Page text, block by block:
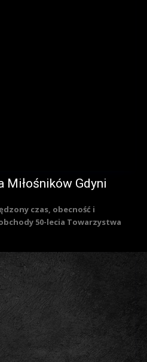
Miłośników Gdyni
czas, obecność i
50-lecia Towarzystwa